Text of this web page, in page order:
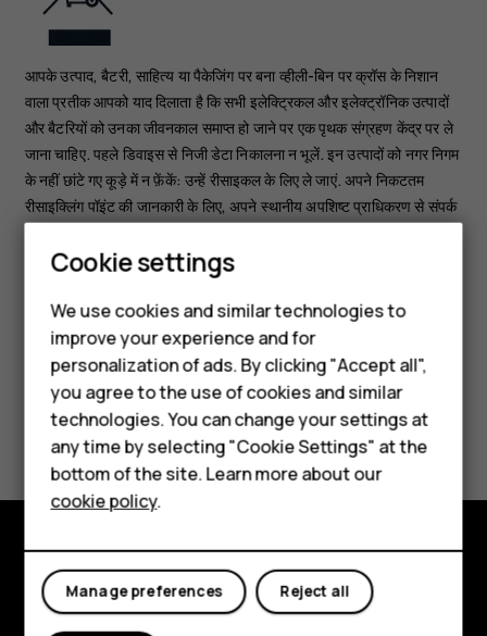
Smartphones
Feature phones
Phones for kids
Accessories
HMD Terra M
For business
Tablets
आपके उत्पाद, बैटरी, साहित्य या पैकेजिंग पर बना व्हीली-बिन पर क्रॉस के निशान
वाला प्रतीक आपको याद दिलाता है कि सभी इलेक्ट्रिकल और इलेक्ट्रॉनिक उत्पादों
और बैटरियों को उनका जीवनकाल समाप्त हो जाने पर एक पृथक संग्रहण केंद्र पर ले
जाना चाहिए. पहले डिवाइस से निजी डेटा निकालना न भूलें. इन उत्पादों को नगर निगम
के नहीं छांटे गए कूड़े में न फ़ेंकें: उन्हें रीसाइकल के लिए ले जाएं. अपने निकटतम
रीसाइक्लिंग पॉइंट की जानकारी के लिए, अपने स्थानीय अपशिष्ट प्राधिकरण से संपर्क
www.hmd.com/phones/support/topics/recycle
Did you find this helpful?
Yes No
Explore
About
Cookie settings
We use cookies and similar technologies to
improve your experience and for
personalization of ads. By clicking "Accept all",
you agree to the use of cookies and similar
technologies. You can change your settings at
any time by selecting "Cookie Settings" at the
bottom of the site. Learn more about our
cookie policy.
Reject all
Manage preferences